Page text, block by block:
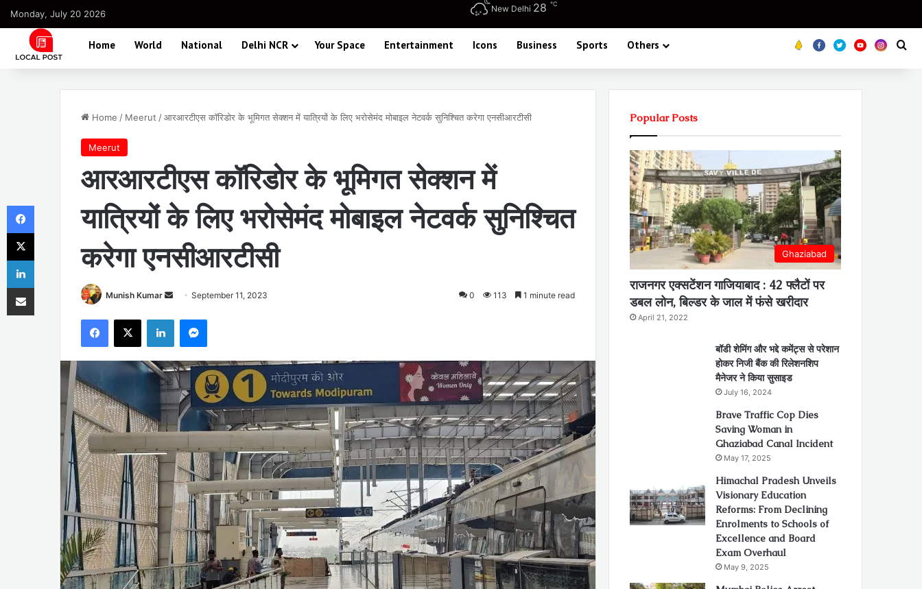
Monday, July 20 2026 New Delhi 28 ℃
Home World National Delhi NCR Your Space Entertainment Icons Business Sports Others Koo FB TwitterYoutube
Home / Meerut /आरआरटीएस कॉरिडोर के भूमिगत सेक्शन में यात्रियों के लिए भरोसेमंद मोबाइल नेटवर्क सुनिश्चित करेगा एनसीआरटीसी
Meerut
आरआरटीएस कॉरिडोर के भूमिगत सेक्शन में
यात्रियों के लिए भरोसेमंद मोबाइल नेटवर्क सुनिश्चित
करेगा एनसीआरटीसी
Munish Kumar
Send
email
September 11, 2023 0 113 1 minute read
Facebook
X LinkedInMessenger
Popular Posts
Ghaziabad
राजनगर एक्सटेंशन गाजियाबाद : 42 फ्लैटों पर
डबल लोन, बिल्डर के जाल में फंसे खरीदार
April 21, 2022
बॉडी शेमिंग और भद्दे कमेंट्स से परेशान
होकर निजी बैंक की रिलेशनशिप
मैनेजर ने किया सुसाइड
July 16, 2024
Brave Traffic Cop Dies
Saving Woman in
Ghaziabad Canal Incident
May 17, 2025
Himachal Pradesh Unveils
Visionary Education
Reforms: From Declining
Enrolments to Schools of
Excellence and Board
Exam Overhaul
May 9, 2025
Facebook
X
LinkedIn
Share via Email